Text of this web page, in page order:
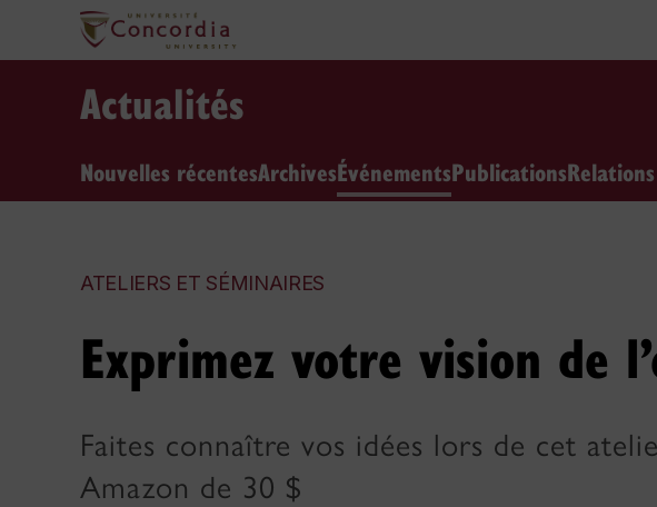
Actualités
Nouvelles récentesArchivesÉvénementsPublications
ATELIERS ET SÉMINAIRES
Exprimez votre vision de
Faites connaître vos idées lors de cet
Amazon de 30 $